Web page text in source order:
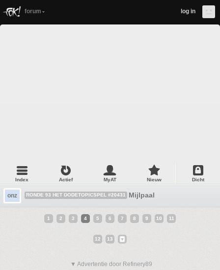
forum log in
Index Actief MyAT Nieuw Dicht
onz RONDE 93 HET DODETOPICSPEL #20431 Mijlpaal
1 2 3 4 5 6 7 8 9 10 11
12 13
▼ Advertentie door Refinery89